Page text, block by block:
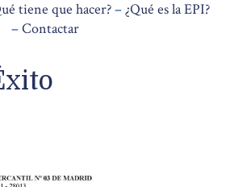
tiene que hacer?–¿Qué es la EPI?
–Contactar